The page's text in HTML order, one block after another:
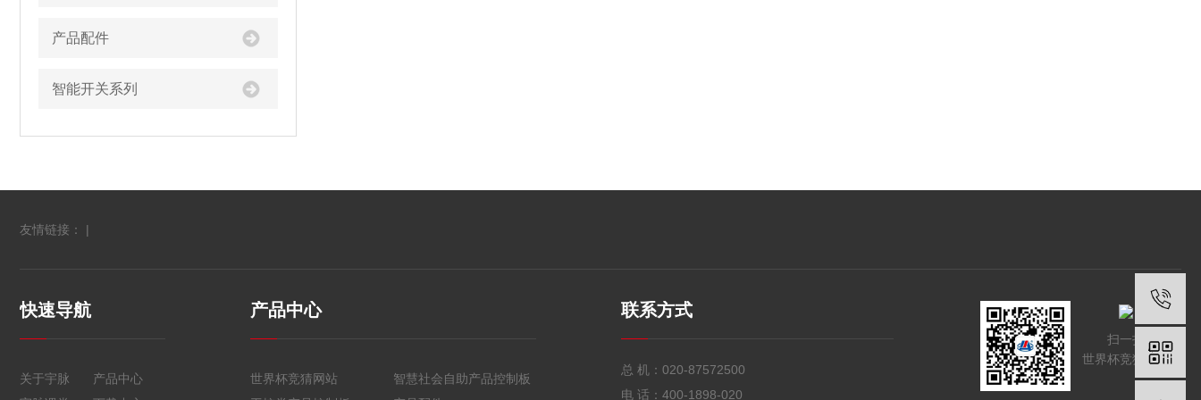
产品配件
智能开关系列
友情链接： |
快速导航
关于宇脉
产品中心
产品中心
世界杯竞猜网站
智慧社会自助产品控制板
联系方式
总 机： 020-87572500
电 话： 400-1898-020
扫一扫
世界杯竞猜网站